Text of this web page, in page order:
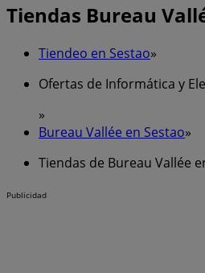
Tiendas Bureau
Tiendeo en Sestao»
Ofertas de Informática y
»
Bureau Vallée en Sestao»
Tiendas de Bureau Vallée
Publicidad